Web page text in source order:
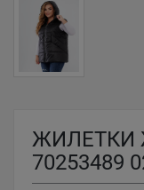
ЖИЛЕТКИ
70253489